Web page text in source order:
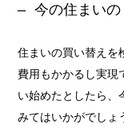
今の住まい
住まいの買い替えを
費用もかかるし実現
い始めたとしたら、
みてはいかがでしょ